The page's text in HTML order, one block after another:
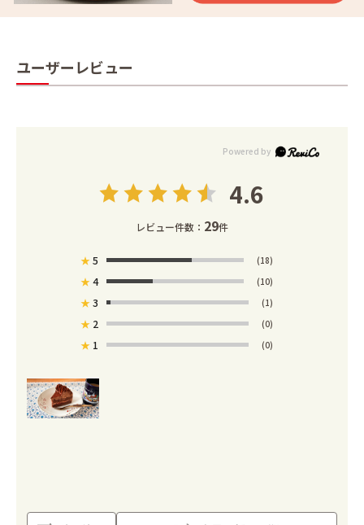
ユーザーレビュー
4.6
レビュー件数： 29件
★5 (18)
★4 (10)
★3 (1)
★ 2 (0)
★ 1 (0)